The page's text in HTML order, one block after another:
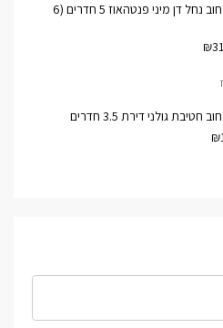
למכירה ברחוב נחל דן מיני פנטהאוז 5 חדרים (6
גולני דירת 3.5 חדרים